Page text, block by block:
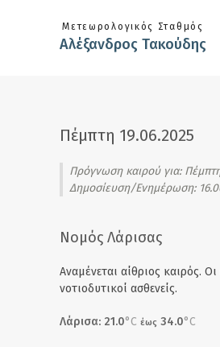
Μετεωρολογικός Σταθμός
Αλέξανδρος Τακούδης
Πέμπτη 19.06.2025
Πρόγνωση καιρού για:
Δημοσίευση/Ενημέρωση:
Νομός Λάρισας
Αναμένεται αίθριος καιρός. Οι
νοτιοδυτικοί ασθενείς.
Λάρισα: 21.0°C έως 34.0°C